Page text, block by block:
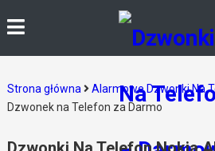
Strona główna Alarmowe Dzwonki Na
Dzwonek na Telefon za Darmo